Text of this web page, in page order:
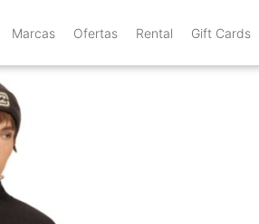
Marcas Ofertas Rental Gift Cards